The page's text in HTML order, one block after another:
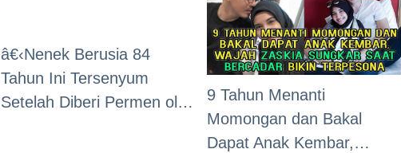
â€‹Nenek Berusia 84
Tahun Ini Tersenyum
Setelah Diberi Permen oleh
9 Tahun Menanti
Momongan dan Bakal
Dapat Anak Kembar,